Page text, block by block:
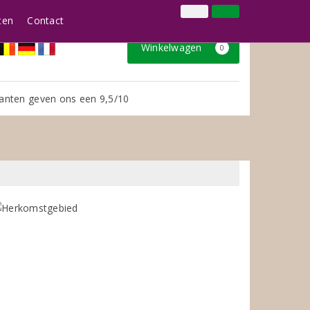
Klantenservice
Winkelwagen 0
geven ons een 9,5/10
Contact